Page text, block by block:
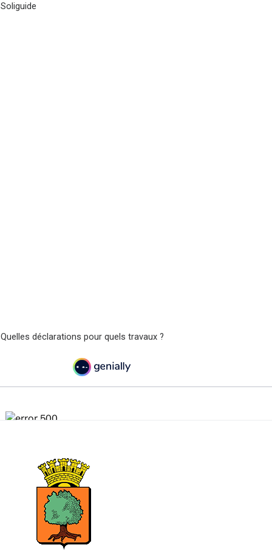
déclarations pour quels travaux ?